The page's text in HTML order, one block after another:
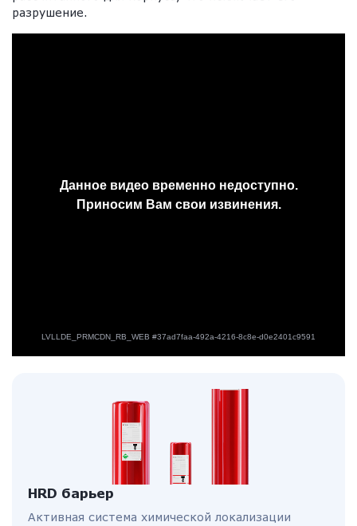
разрушение.
HRD барьер
Активная система химической локализации